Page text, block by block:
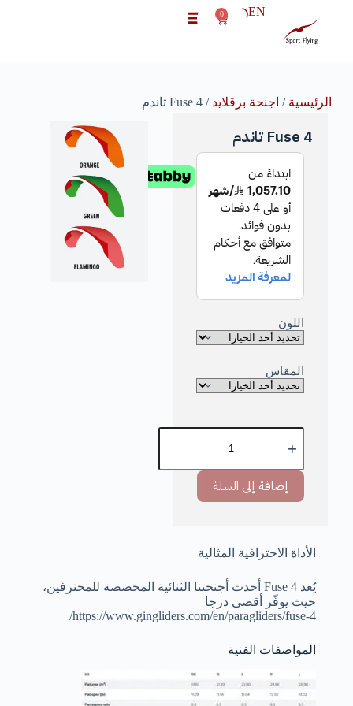
EN
0
الرئيسية / اجنحة برقلايد / Fuse 4 تاندم
Fuse 4 تاندم
اللون
المقاس
إضافة إلى السلة
الأداة الاحترافية المثالية
يُعد Fuse 4 أحدث أجنحتنا الثنائية المخصصة للمحترفين،
حيث يوفّر أقصى درجا
https://www.gingliders.com/en/paragliders/fuse-4/
المواصفات الفنية